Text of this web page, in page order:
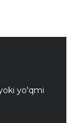
yo'qmi